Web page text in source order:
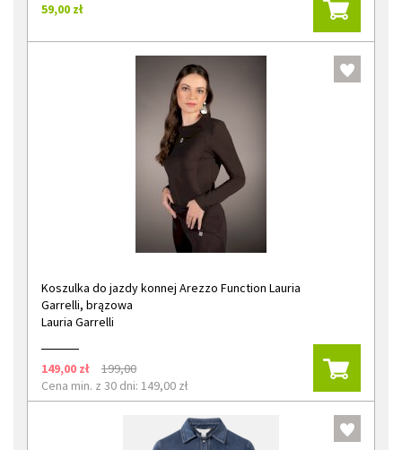
59,00 zł
Koszulka do jazdy konnej Arezzo Function Lauria
Garrelli, brązowa
Lauria Garrelli
149,00 zł
199,00
Cena min. z 30 dni: 149,00 zł